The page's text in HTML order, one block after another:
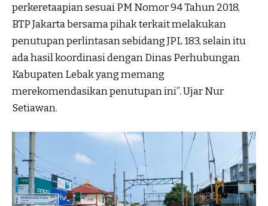
perkeretaapian sesuai PM Nomor 94 Tahun 2018,
BTP Jakarta bersama pihak terkait melakukan
penutupan perlintasan sebidang JPL 183, selain itu
ada hasil koordinasi dengan Dinas Perhubungan
Kabupaten Lebak yang memang
merekomendasikan penutupan ini”. Ujar Nur
Setiawan.